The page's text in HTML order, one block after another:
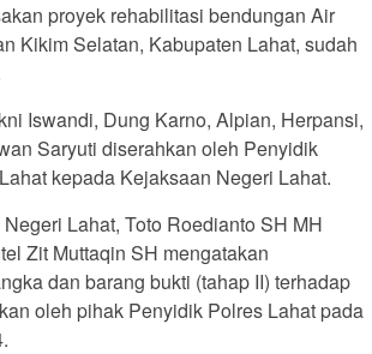
proyek rehabilitasi bendungan Air
Kikim Selatan, Kabupaten Lahat, sudah
Iswandi, Dung Karno, Alpian, Herpansi,
Saryuti diserahkan oleh Penyidik
kepada Kejaksaan Negeri Lahat.
Lahat, Toto Roedianto SH MH
Zit Muttaqin SH mengatakan
dan barang bukti (tahap II) terhadap
oleh pihak Penyidik Polres Lahat pada